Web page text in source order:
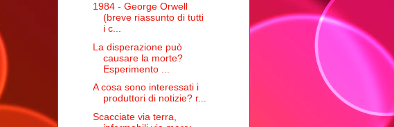
1984 - George Orwell
(breve riassunto di tutti
i c...
La disperazione può
causare la morte?
Esperimento ...
A cosa sono interessati i
produttori di notizie? r...
Scacciate via terra,